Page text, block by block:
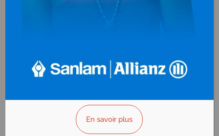
VOUS ÊTES LE PROPRIÉTAIRE?
Bureautique
Yaoundé - Cameroun
AFFICHER LE N°
VOUS ÊTES LE PROPRIÉTAIRE?
En savoir plus